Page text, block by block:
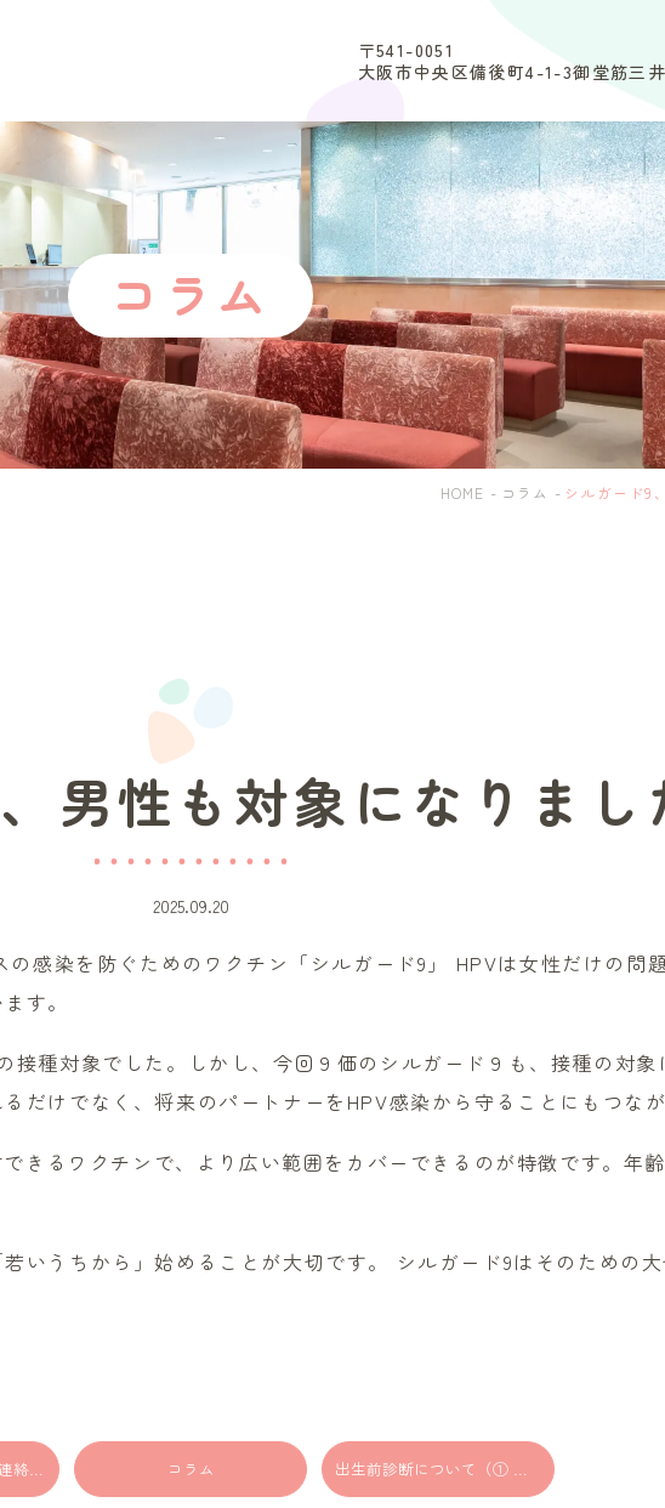
〒541-0051
大阪市中央区備後町4-1-3御堂筋三
コラム
HOME - コラム - シルガード9
男性も対象になりまし
2025.09.20
感染を防ぐためのワクチン「シルガード9」 HPVは女性だけの問
す。
接種対象でした。しかし、今回９価のシルガード９も、接種の対象
だけでなく、将来のパートナーをHPV感染から守ることにもつなが
きるワクチンで、より広い範囲をカバーできるのが特徴です。年
いうちから」始めることが大切です。 シルガード9はそのための
母性健康管理指導事項連絡カード コラム 出生前診断について（① 受けるか受けないか）